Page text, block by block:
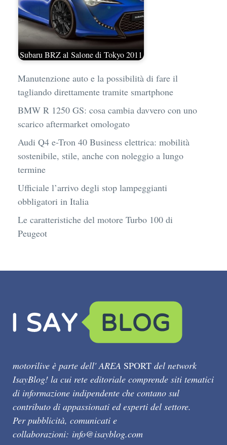
Subaru BRZ al Salone di Tokyo 2011
Manutenzione auto e la possibilità di fare il
tagliando direttamente tramite smartphone
BMW R 1250 GS: cosa cambia davvero con uno
scarico aftermarket omologato
Audi Q4 e-Tron 40 Business elettrica: mobilità
sostenibile, stile, anche con noleggio a lungo
termine
Ufficiale l’arrivo degli stop lampeggianti
obbligatori in Italia
Le caratteristiche del motore Turbo 100 di
Peugeot
motorilive è parte dell' AREA SPORT del network
IsayBlog! la cui rete editoriale comprende siti tematici
di informazione indipendente che contano sul
contributo di appassionati ed esperti del settore.
Per pubblicità, comunicati e
collaborazioni: info@isayblog.com